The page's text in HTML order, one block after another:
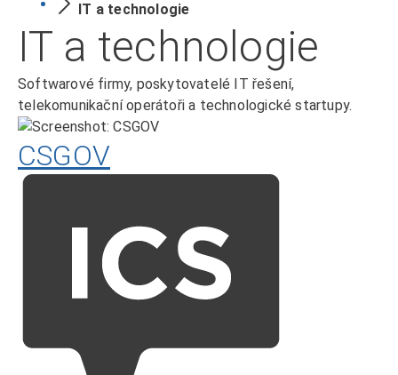
IT a technologie
IT a technologie
Softwarové firmy, poskytovatelé IT řešení,
telekomunikační operátoři a technologické startupy.
CSGOV